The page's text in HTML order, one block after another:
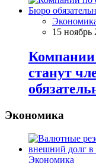
15 ноябрь
Компании
станут
Экономика
Экономика